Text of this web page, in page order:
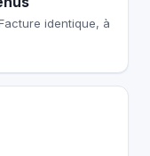
identique, à